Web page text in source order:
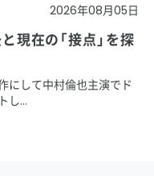
2026年08月05日
現在の「接点」を探
にして中村倫也主演でド
し